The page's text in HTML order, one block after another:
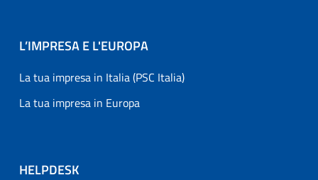
L’IMPRESA E L'EUROPA
La tua impresa in Italia (PSC Italia)
La tua impresa in Europa
HELPDESK